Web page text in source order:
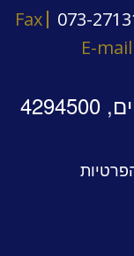
Fax 073-
E-mail